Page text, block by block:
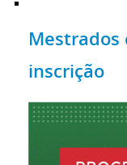
inscrição